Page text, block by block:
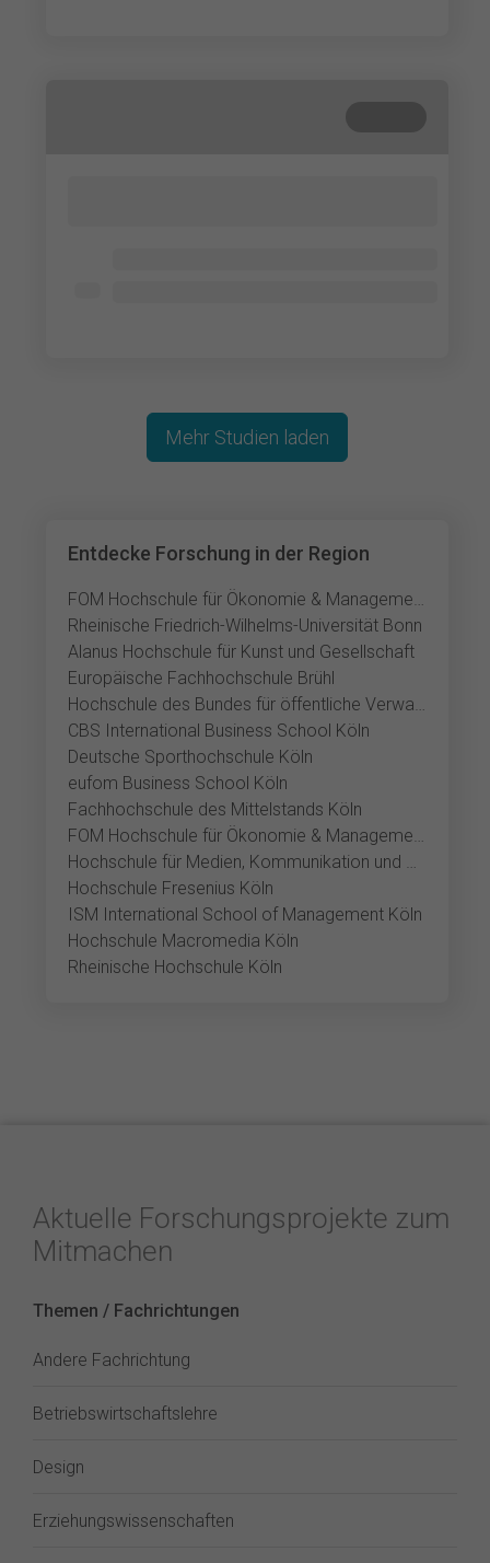
Entdecke Forschung in der Region
FOM Hochschule für Ökonomie & Management Bonn
Rheinische Friedrich-Wilhelms-Universität Bonn
Alanus Hochschule für Kunst und Gesellschaft
Europäische Fachhochschule Brühl
Hochschule des Bundes für öffentliche Verwaltung
CBS International Business School Köln
Deutsche Sporthochschule Köln
eufom Business School Köln
Fachhochschule des Mittelstands Köln
FOM Hochschule für Ökonomie & Management Köln
Hochschule für Medien, Kommunikation und Wirtschaft Köln
Hochschule Fresenius Köln
ISM International School of Management Köln
Hochschule Macromedia Köln
Rheinische Hochschule Köln
Mehr Studien laden
Aktuelle Forschungsprojekte zum
Mitmachen
Themen / Fachrichtungen
Andere Fachrichtung
Betriebswirtschaftslehre
Design
Erziehungswissenschaften